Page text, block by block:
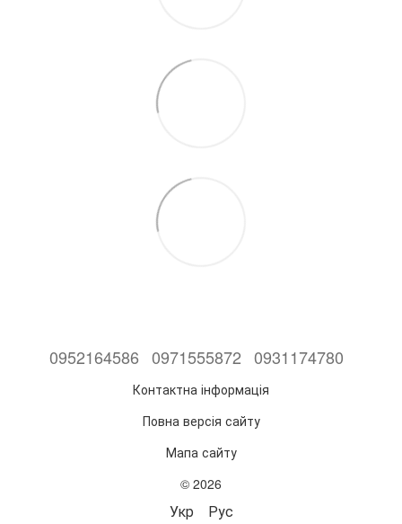
0952164586 0971555872 0931174780
Контактна інформація
Повна версія сайту
Мапа сайту
© 2026
Укр Рус